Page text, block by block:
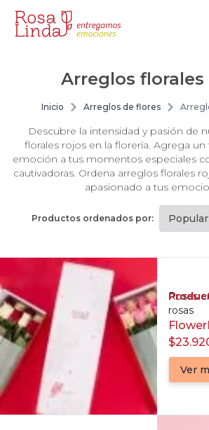
Arreglos florales
Inicio Arreglos de flores
Descubre la intensidad y pasión de
florales rojos en la florería. Agrega
emoción a tus momentos especiales
cautivadoras. Ordena arreglos florales
apasionado a tus
Productos ordenados por:
Rosas
rosas
Ver